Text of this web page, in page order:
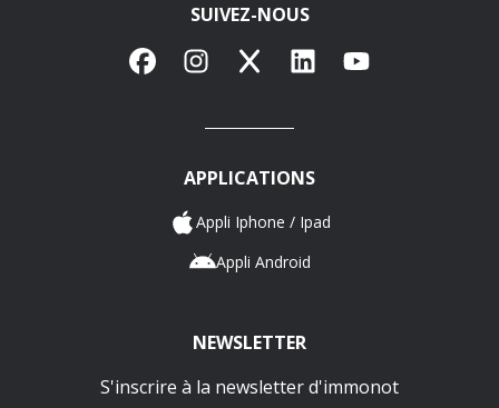
SUIVEZ-NOUS
FacebookInstagram
X LinkedInYouTube
APPLICATIONS
Appli Iphone / Ipad
Appli Android
NEWSLETTER
S'inscrire à la newsletter d'immonot